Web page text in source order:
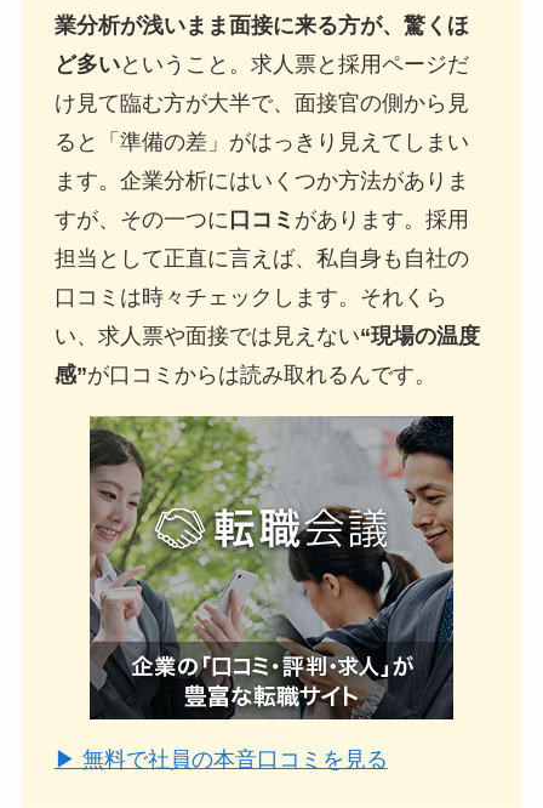
業分析が浅いまま面接に来る方が、驚くほ
ど多いということ。求人票と採用ページだ
け見て臨む方が大半で、面接官の側から見
ると「準備の差」がはっきり見えてしまい
ます。企業分析にはいくつか方法がありま
すが、その一つに 口コミ があります。採用
担当として正直に言えば、私自身も自社の
口コミは時々チェックします。それくら
い、求人票や面接では見えない“現場の温度
感”が口コミからは読み取れるんです。
▶ 無料で社員の本音口コミを見る